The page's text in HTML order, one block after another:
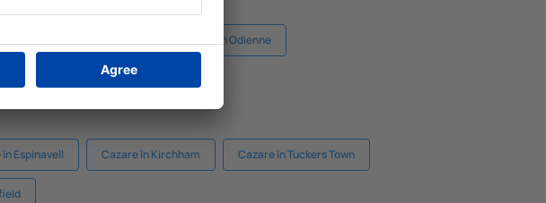
Cazare în Odienne
Espinavell Cazare în Kirchham Cazare în Tuckers Town